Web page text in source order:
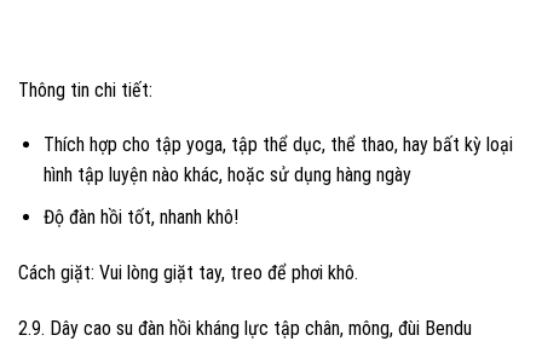
Thông tin chi tiết:
Thích hợp cho tập yoga, tập thể dục, thể thao, hay bất kỳ loại
hình tập luyện nào khác, hoặc sử dụng hàng ngày
Độ đàn hồi tốt, nhanh khô!
Cách giặt: Vui lòng giặt tay, treo để phơi khô.
2.9. Dây cao su đàn hồi kháng lực tập chân, mông, đùi Bendu